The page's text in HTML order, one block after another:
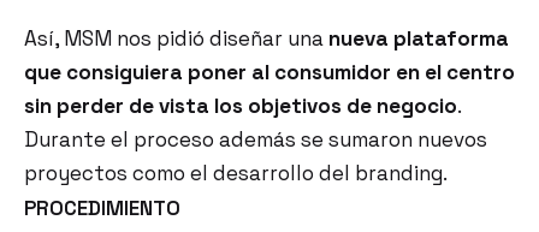
Así, MSM nos pidió diseñar una nueva plataforma
que consiguiera poner al consumidor en el centro
sin perder de vista los objetivos de negocio.
Durante el proceso además se sumaron nuevos
proyectos como el desarrollo del branding.
PROCEDIMIENTO